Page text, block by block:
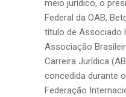
meio jurídico, o
Federal da OAB,
título de Associado
Associação
Carreira Jurídica
concedida durante
Federação